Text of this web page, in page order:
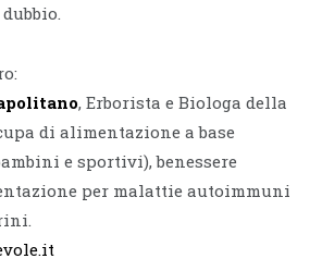
, Erborista e Biologa della
di alimentazione a base
e sportivi), benessere
per malattie autoimmuni